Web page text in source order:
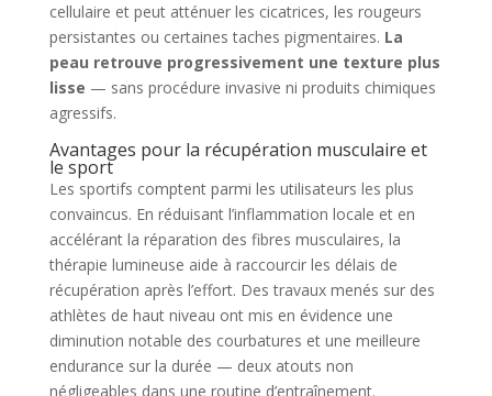
cellulaire et peut atténuer les cicatrices, les rougeurs
persistantes ou certaines taches pigmentaires. La
peau retrouve progressivement une texture plus
lisse — sans procédure invasive ni produits chimiques
agressifs.
Avantages pour la récupération musculaire et
le sport
Les sportifs comptent parmi les utilisateurs les plus
convaincus. En réduisant l’inflammation locale et en
accélérant la réparation des fibres musculaires, la
thérapie lumineuse aide à raccourcir les délais de
récupération après l’effort. Des travaux menés sur des
athlètes de haut niveau ont mis en évidence une
diminution notable des courbatures et une meilleure
endurance sur la durée — deux atouts non
négligeables dans une routine d’entraînement.